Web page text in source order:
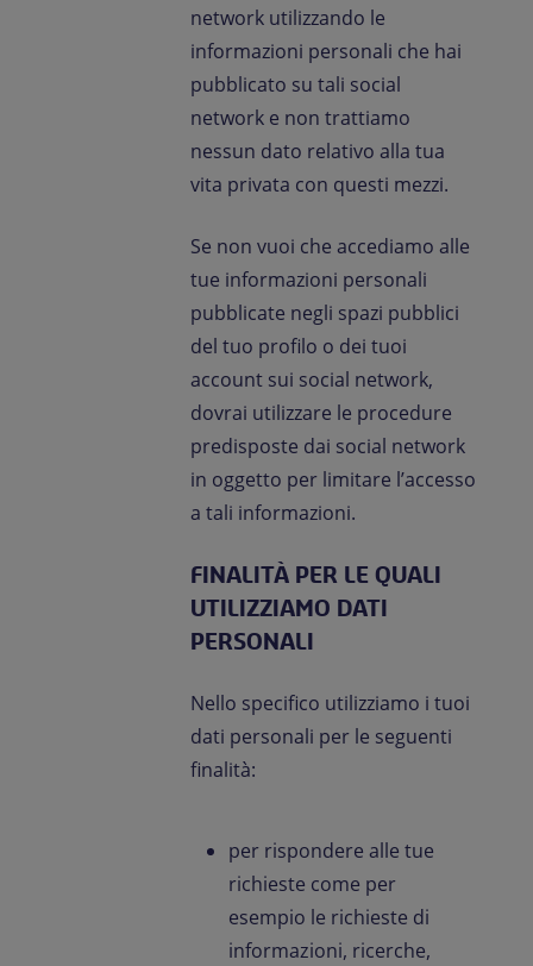
network utilizzando le
informazioni personali che hai
pubblicato su tali social
network e non trattiamo
nessun dato relativo alla tua
vita privata con questi mezzi.
Se non vuoi che accediamo alle
tue informazioni personali
pubblicate negli spazi pubblici
del tuo profilo o dei tuoi
account sui social network,
dovrai utilizzare le procedure
predisposte dai social network
in oggetto per limitare l’accesso
a tali informazioni.
FINALITÀ PER LE QUALI
UTILIZZIAMO DATI
PERSONALI
Nello specifico utilizziamo i tuoi
dati personali per le seguenti
finalità:
per rispondere alle tue
richieste come per
esempio le richieste di
informazioni, ricerche,